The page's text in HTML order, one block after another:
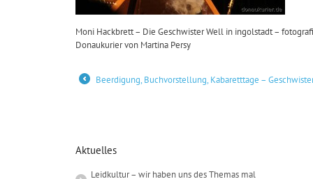
Moni Hackbrett – Die Geschwister Well in ingolstadt –
Donaukurier von Martina Persy
Beerdigung, Buchvorstellung, Kabaretttage –
Aktuelles
Leidkultur – wir haben uns des Themas mal